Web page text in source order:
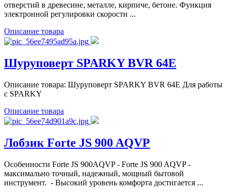
отверстий в древесине, металле, кирпиче, бетоне. Функция
электронной регулировки скорости ...
Описание товара
Шуруповерт SPARKY BVR 64E
Описание товара: Шуруповерт SPARKY BVR 64E Для работы
с SPARKY
Описание товара
Лобзик Forte JS 900 AQVP
Особенности Forte JS 900AQVP - Forte JS 900 AQVP -
максимально точный, надежный, мощный бытовой
инструмент. - Высокий уровень комфорта достигается ...